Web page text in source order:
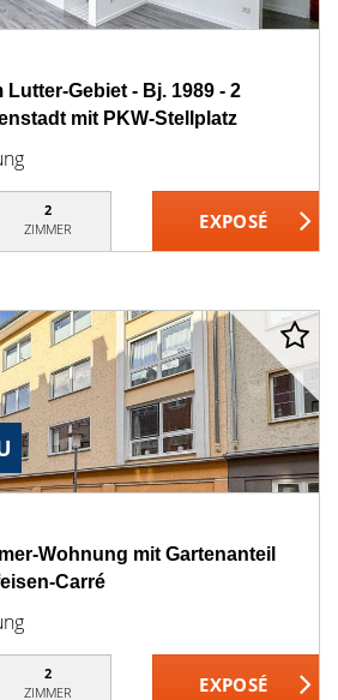
Gebiet - Bj. 1989 - 2
mit PKW-Stellplatz
2
ZIMMER
Wohnung mit Gartenanteil
Carré
2
ZIMMER